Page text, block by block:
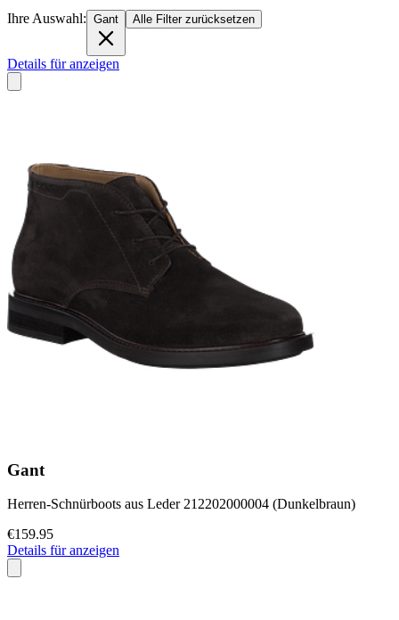
Ihre Auswahl: Gant Alle Filter zurücksetzen
Details für anzeigen
Gant
Herren-Schnürboots aus Leder 212202000004 (Dunkelbraun)
€159.95
Details für anzeigen